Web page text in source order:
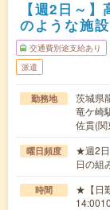
【週2日～
のような施
交通費別途支給あり
派遣
勤務地
茨城県
竜ケ崎
佐貫(
曜日頻度
★週2日
日の組
時間
★【日